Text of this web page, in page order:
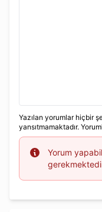
Yazılan yorumlar hiçbir
yansıtmamaktadır.
Info
Yorum